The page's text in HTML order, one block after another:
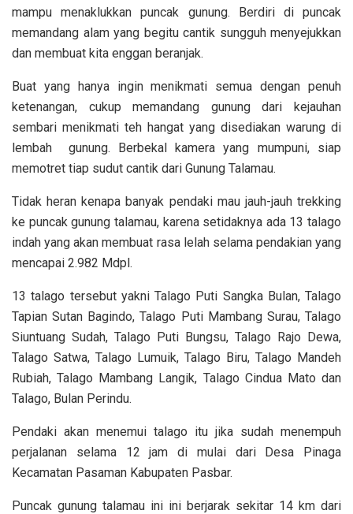
mampu menaklukkan puncak gunung. Berdiri di puncak
memandang alam yang begitu cantik sungguh menyejukkan
dan membuat kita enggan beranjak.
Buat yang hanya ingin menikmati semua dengan penuh
ketenangan, cukup memandang gunung dari kejauhan
sembari menikmati teh hangat yang disediakan warung di
lembah gunung. Berbekal kamera yang mumpuni, siap
memotret tiap sudut cantik dari Gunung Talamau.
Tidak heran kenapa banyak pendaki mau jauh-jauh trekking
ke puncak gunung talamau, karena setidaknya ada 13 talago
indah yang akan membuat rasa lelah selama pendakian yang
mencapai 2.982 M­dpl.
13 talago tersebut yakni Talago Puti Sangka Bulan, Ta­lago
Tapian Sutan Ba­gi­ndo, Talago Puti Mambang Surau, Talago
Siuntuang Sudah, Talago Puti Bungsu, Talago Rajo Dewa,
Talago Satwa, Talago Lumuik, Tal­ago Biru, Talago Man­deh
Ru­biah, Talago Mambang Langik, Talago Cindua Ma­to dan
Talago, Bulan Pe­rindu.
Pendaki akan menemui ta­lago itu jika sudah me­nempuh
perjalanan selama 12 jam di mulai dari Desa Pinaga
Kecamatan Pasaman Kabupaten Pasbar.
Puncak gunung talamau ini ini berjarak sekitar 14 km dari